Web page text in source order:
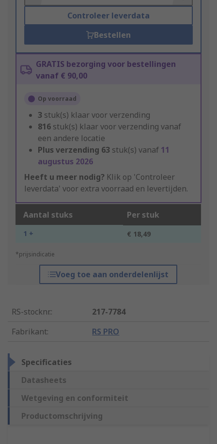
Controleer leverdata
Bestellen
GRATIS bezorging voor bestellingen
vanaf € 90,00
Op voorraad
3 stuk(s) klaar voor verzending
816 stuk(s) klaar voor verzending vanaf
een andere locatie
Plus verzending 63 stuk(s) vanaf 11
augustus 2026
Heeft u meer nodig? Klik op 'Controleer
leverdata' voor extra voorraad en levertijden.
Aantal stuks Per stuk
1 + € 18,49
*prijsindicatie
Voeg toe aan onderdelenlijst
RS-stocknr.:
217-7784
Fabrikant: RS PRO
Specificaties
Datasheets
Wetgeving en conformiteit
Productomschrijving